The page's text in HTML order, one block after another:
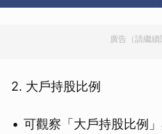
廣告（請繼續
2. 大戶持股比例
可觀察「大戶持股比例